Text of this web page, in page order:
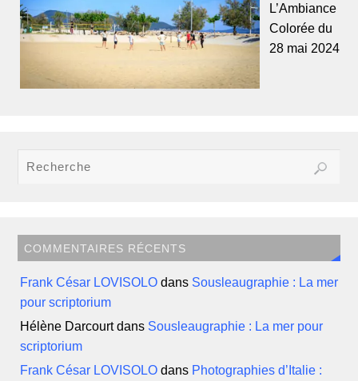
L’Ambiance
Colorée du
28 mai 2024
COMMENTAIRES RÉCENTS
Frank César LOVISOLO dans Sousleaugraphie : La mer
pour scriptorium
Hélène Darcourtdans Sousleaugraphie : La mer pour
scriptorium
Frank César LOVISOLO dans Photographies d’Italie :